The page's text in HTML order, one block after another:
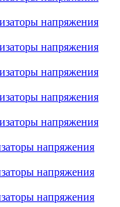
напряжения
напряжения
напряжения
напряжения
напряжения
напряжения
напряжения
напряжения